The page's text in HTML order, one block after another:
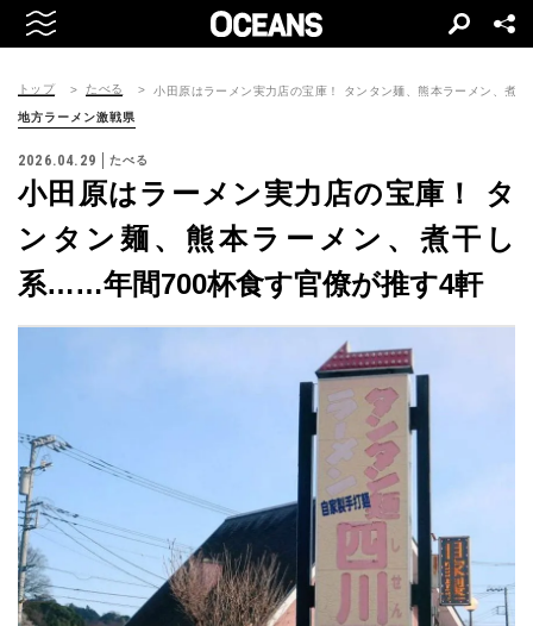
トップ たべる 小田原はラーメン実力店の宝庫！ タンタン麺、熊本ラーメン、煮
地方ラーメン激戦県
2026.04.29 たべる
小田原はラーメン実力店の宝庫！ タ
ンタン麺、熊本ラーメン、煮干し
系……年間700杯食す官僚が推す4軒